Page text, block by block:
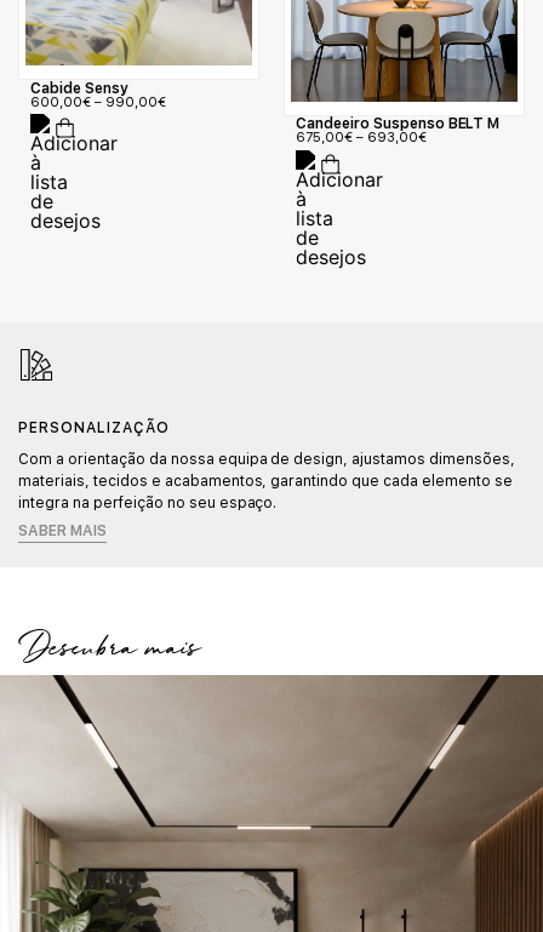
Cabide Sensy
600,00€ – 990,00€
Candeeiro Suspenso BELT M
675,00€ – 693,00€
PERSONALIZAÇÃO
Com a orientação da nossa equipa de design, ajustamos dimensões,
materiais, tecidos e acabamentos, garantindo que cada elemento se
integra na perfeição no seu espaço.
SABER MAIS
Descubra mais